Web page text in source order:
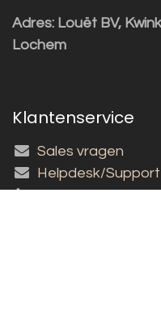
Adres: Louët BV,
Lochem
Klantenservice
Sales vragen
Helpdesk/Support
+31 (0)573 252229